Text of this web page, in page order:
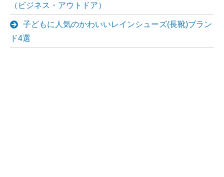
（ビジネス・アウトドア）
子どもに人気のかわいいレインシューズ(長靴)ブラン
ド4選